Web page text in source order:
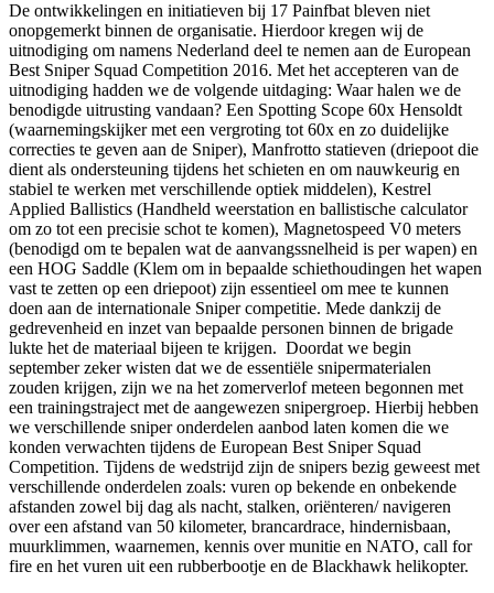
De ontwikkelingen en initiatieven bij 17 Painfbat bleven niet
onopgemerkt binnen de organisatie. Hierdoor kregen wij de
uitnodiging om namens Nederland deel te nemen aan de European
Best Sniper Squad Competition 2016. Met het accepteren van de
uitnodiging hadden we de volgende uitdaging: Waar halen we de
benodigde uitrusting vandaan? Een Spotting Scope 60x Hensoldt
(waarnemingskijker met een vergroting tot 60x en zo duidelijke
correcties te geven aan de Sniper), Manfrotto statieven (driepoot die
dient als ondersteuning tijdens het schieten en om nauwkeurig en
stabiel te werken met verschillende optiek middelen), Kestrel
Applied Ballistics (Handheld weerstation en ballistische calculator
om zo tot een precisie schot te komen), Magnetospeed V0 meters
(benodigd om te bepalen wat de aanvangssnelheid is per wapen) en
een HOG Saddle (Klem om in bepaalde schiethoudingen het wapen
vast te zetten op een driepoot) zijn essentieel om mee te kunnen
doen aan de internationale Sniper competitie. Mede dankzij de
gedrevenheid en inzet van bepaalde personen binnen de brigade
lukte het de materiaal bijeen te krijgen. Doordat we begin
september zeker wisten dat we de essentiële snipermaterialen
zouden krijgen, zijn we na het zomerverlof meteen begonnen met
een trainingstraject met de aangewezen snipergroep. Hierbij hebben
we verschillende sniper onderdelen aanbod laten komen die we
konden verwachten tijdens de European Best Sniper Squad
Competition. Tijdens de wedstrijd zijn de snipers bezig geweest met
verschillende onderdelen zoals: vuren op bekende en onbekende
afstanden zowel bij dag als nacht, stalken, oriënteren/ navigeren
over een afstand van 50 kilometer, brancardrace, hindernisbaan,
muurklimmen, waarnemen, kennis over munitie en NATO, call for
fire en het vuren uit een rubberbootje en de Blackhawk helikopter.